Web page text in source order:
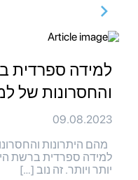
למידה ספרדית
והחסרונות של
09.08.2023
מהם היתרונות
למידה ספרדית ברשת
יותר ויותר. זה נוב […]